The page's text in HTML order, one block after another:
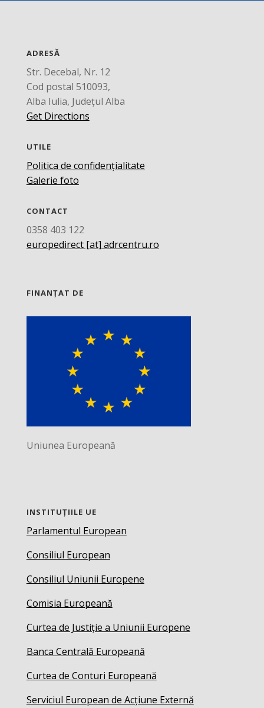
ADRESĂ
Str. Decebal, Nr. 12
Cod postal 510093,
Alba Iulia, Județul Alba
Get Directions
UTILE
Politica de confidențialitate
Galerie foto
CONTACT
0358 403 122
europedirect [at] adrcentru.ro
FINANȚAT DE
Uniunea Europeană
INSTITUȚIILE UE
Parlamentul European
Consiliul European
Consiliul Uniunii Europene
Comisia Europeană
Curtea de Justiție a Uniunii Europene
Banca Centrală Europeană
Curtea de Conturi Europeană
Serviciul European de Acțiune Externă